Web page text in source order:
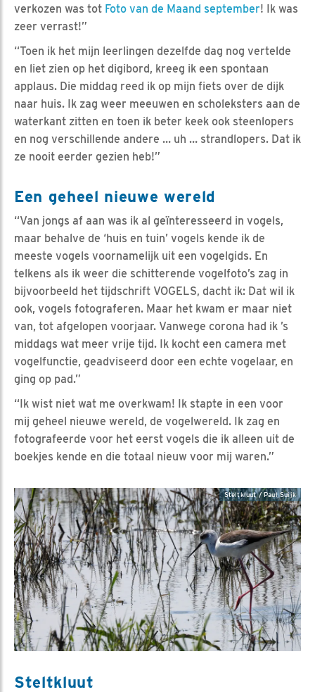
verkozen was tot Foto van de Maand september! Ik was
zeer verrast!”
“Toen ik het mijn leerlingen dezelfde dag nog vertelde
en liet zien op het digibord, kreeg ik een spontaan
applaus. Die middag reed ik op mijn fiets over de dijk
naar huis. Ik zag weer meeuwen en scholeksters aan de
waterkant zitten en toen ik beter keek ook steenlopers
en nog verschillende andere … uh … strandlopers. Dat ik
ze nooit eerder gezien heb!”
Een geheel nieuwe wereld
“Van jongs af aan was ik al geïnteresseerd in vogels,
maar behalve de ‘huis en tuin’ vogels kende ik de
meeste vogels voornamelijk uit een vogelgids. En
telkens als ik weer die schitterende vogelfoto’s zag in
bijvoorbeeld het tijdschrift VOGELS, dacht ik: Dat wil ik
ook, vogels fotograferen. Maar het kwam er maar niet
van, tot afgelopen voorjaar. Vanwege corona had ik ’s
middags wat meer vrije tijd. Ik kocht een camera met
vogelfunctie, geadviseerd door een echte vogelaar, en
ging op pad.”
“Ik wist niet wat me overkwam! Ik stapte in een voor
mij geheel nieuwe wereld, de vogelwereld. Ik zag en
fotografeerde voor het eerst vogels die ik alleen uit de
boekjes kende en die totaal nieuw voor mij waren.”
Steltkluut / Paul Suijk
Steltkluut